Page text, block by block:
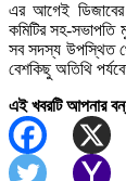
এর আগেই ডিজাবের
কমিটির সহ-সভাপতি
সব সদস্য উপস্থিত
বেশকিছু অতিথি
এই খবরটি আপনার